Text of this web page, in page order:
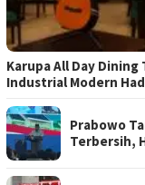
Karupa All Day Dining
Industrial Modern
Prabowo
Terbersih,